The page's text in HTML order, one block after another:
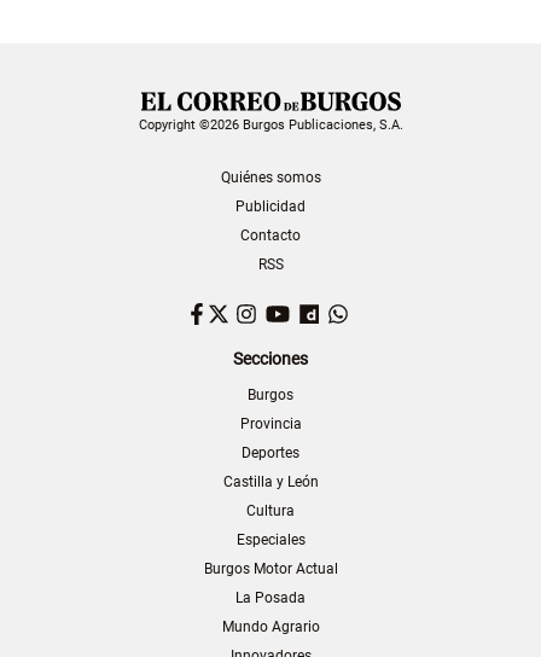
Copyright ©2026 Burgos Publicaciones, S.A.
Quiénes somos
Publicidad
Contacto
RSS
Facebook
TwitterInstagram
YouTubeDailymotion
Secciones
Burgos
Provincia
Deportes
Castilla y León
Cultura
Especiales
Burgos Motor Actual
La Posada
Mundo Agrario